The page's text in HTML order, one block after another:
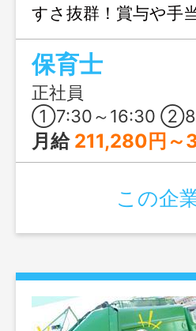
すさ抜群！賞与や手
す。ブランクがある
いてみませんか？
保育士
正社員
①7:30～16:30 ②8:00～17:00 ③9:30～18:30
月給 211,280円～
この企